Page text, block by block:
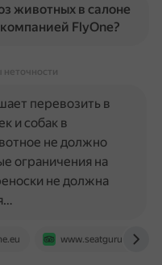
животных в салоне
FlyOne?
неточности
www.seatguru.com
перевозить в
и собак в
не должно
ограничения на
не должна